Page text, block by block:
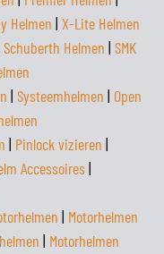
Helmen | X-Lite Helmen
Schuberth Helmen | SMK
| Systeemhelmen | Open
| Pinlock vizieren |
Accessoires|
| Motorhelmen
| Motorhelmen